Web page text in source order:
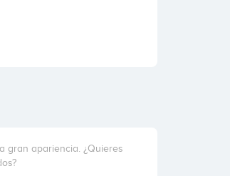
gran apariencia. ¿Quieres